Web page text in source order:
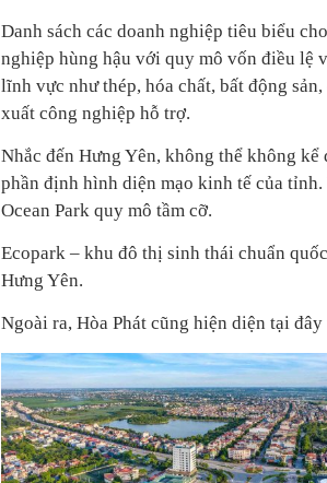
Danh sách các doanh nghiệp tiêu biểu
nghiệp hùng hậu với quy mô vốn điều lệ
lĩnh vực như thép, hóa chất, bất động
xuất công nghiệp hỗ trợ.
Nhắc đến Hưng Yên, không thể không
phần định hình diện mạo kinh tế của
Ocean Park quy mô tầm cỡ.
Ecopark – khu đô thị sinh thái chuẩn
Hưng Yên.
Ngoài ra, Hòa Phát cũng hiện diện tại